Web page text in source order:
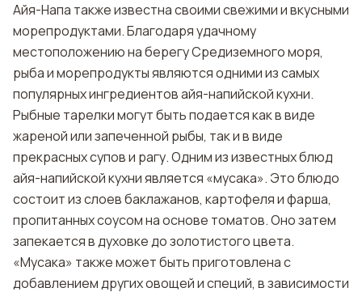
Айя-Напа также известна своими свежими и вкусными
морепродуктами. Благодаря удачному
местоположению на берегу Средиземного моря,
рыба и морепродукты являются одними из самых
популярных ингредиентов айя-напийской кухни.
Рыбные тарелки могут быть подается как в виде
жареной или запеченной рыбы, так и в виде
прекрасных супов и рагу. Одним из известных блюд
айя-напийской кухни является «мусака». Это блюдо
состоит из слоев баклажанов, картофеля и фарша,
пропитанных соусом на основе томатов. Оно затем
запекается в духовке до золотистого цвета.
«Мусака» также может быть приготовлена с
добавлением других овощей и специй, в зависимости